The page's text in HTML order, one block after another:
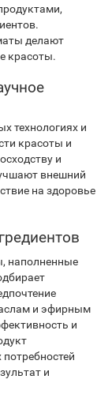
делают
красоты.
технологиях и
красоты и
и
внешний
на здоровье
наполненные
и эфирным
и
и